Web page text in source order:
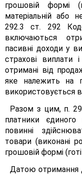
грошовій формі
матеріальній або
292.3 ст. 292
включаються
пасивні доходи у
страхові виплати
отримані від
яке належить на
використовується в
Разом з цим, п.
платники
повинні
товари (виконані
грошовій формі
Датою отримання